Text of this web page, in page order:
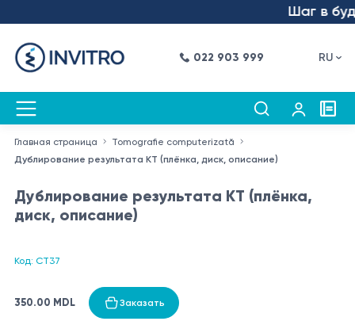
Шаг в
022 903 999 RU
Главная страница
Tomografie computerizată
Дублирование результата КТ (плёнка, диск, описание)
Дублирование результата КТ (плёнка,
диск, описание)
Код: CT37
350.00 MDL Заказать